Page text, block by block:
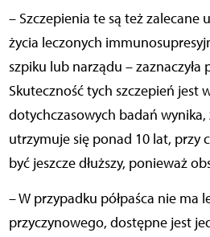
– Szczepienia te są też zalecane
życia leczonych
szpiku lub narządu – zaznaczyła
Skuteczność tych szczepień jest
dotychczasowych badań
utrzymuje się ponad 10 lat, przy
być jeszcze dłuższy, ponieważ
– W przypadku półpaśca nie ma
przyczynowego, dostępne jest